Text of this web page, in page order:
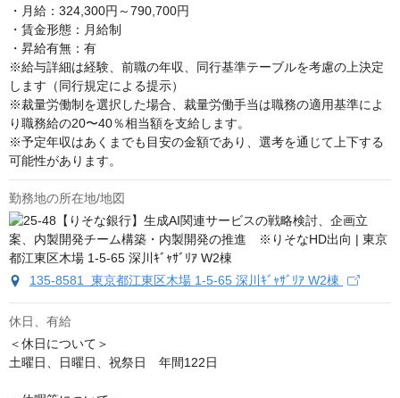
・月給：324,300円～790,700円
・賃金形態：月給制
・昇給有無：有
※給与詳細は経験、前職の年収、同行基準テーブルを考慮の上決定
します（同行規定による提示）
※裁量労働制を選択した場合、裁量労働手当は職務の適用基準によ
り職務給の20〜40％相当額を支給します。
※予定年収はあくまでも目安の金額であり、選考を通じて上下する
可能性があります。
勤務地の所在地/地図
135-8581 東京都江東区木場 1-5-65 深川ｷﾞｬｻﾞﾘｱ W2棟
休日、有給
＜休日について＞
土曜日、日曜日、祝祭日　年間122日